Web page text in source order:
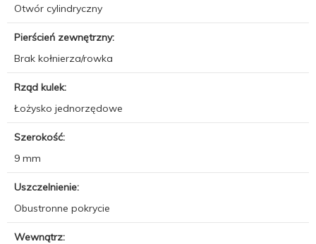
Otwór cylindryczny
Pierścień zewnętrzny:
Brak kołnierza/rowka
Rząd kulek:
Łożysko jednorzędowe
Szerokość:
9 mm
Uszczelnienie:
Obustronne pokrycie
Wewnątrz: